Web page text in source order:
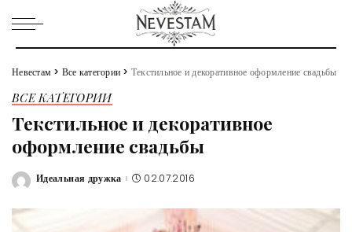
Невестам > Все категории > Текстильное и декоративное оформление свадьбы
ВСЕ КАТЕГОРИИ
Текстильное и декоративное
оформление свадьбы
Posted
Идеальная дружка 02.07.2016